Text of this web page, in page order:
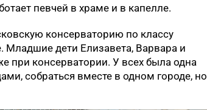
певчей в храме и в капелле.
консерваторию по классу
Младшие дети Елизавета, Варвара и
при консерватории. У всех была одна
собраться вместе в одном городе, но